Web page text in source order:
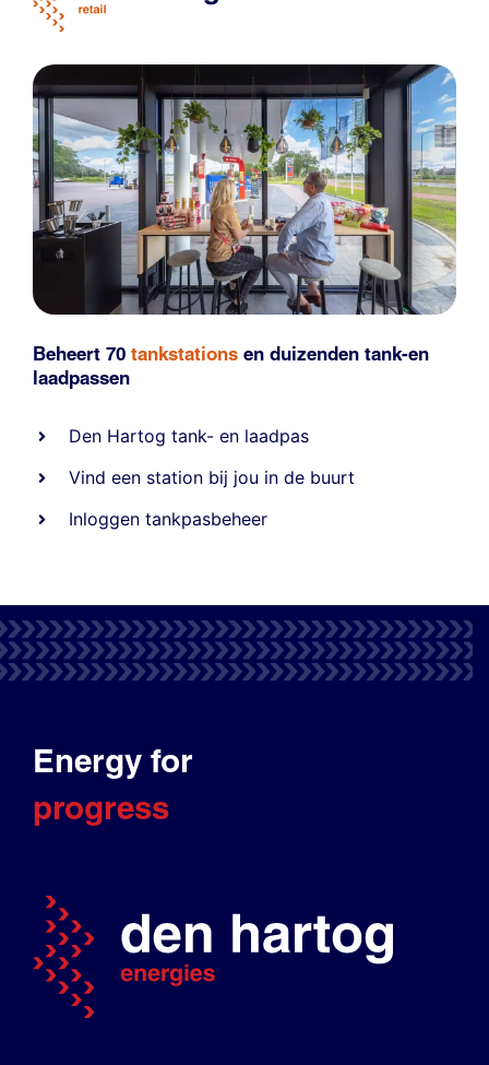
Beheert 70 tankstations en duizenden tank-en
laadpassen
Den Hartog tank- en laadpas
Vind een station bij jou in de buurt
Inloggen tankpasbeheer
Energy for
progress